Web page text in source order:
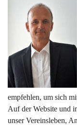
empfehlen, um sich
Auf der Website und
unser Vereinsleben,